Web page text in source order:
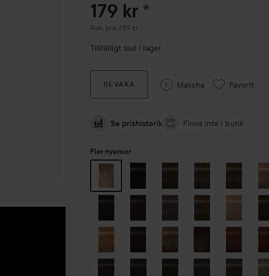
179 kr *
Rek. pris 289 kr
Rekommenderat pris 289 kr
Tillfälligt slut i lager
BEVAKA Matcha Favorit
Se prishistorik Finns inte i butik
Fler nyanser